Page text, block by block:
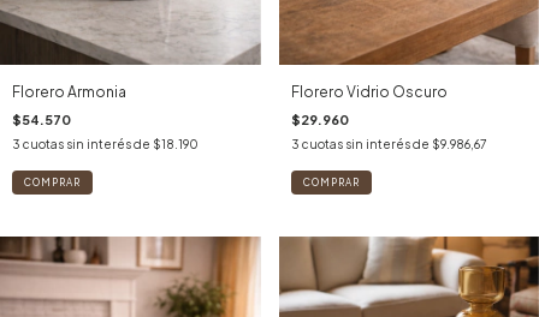
Florero Armonia
$54.570
3 cuotas sin interés de $18.190
COMPRAR
Florero Vidrio Oscuro
$29.960
3 cuotas sin interés de $9.986,67
COMPRAR